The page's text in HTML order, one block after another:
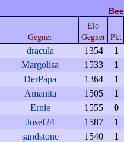
Gegner
Elo
Gegner Pkt
dracula 1354
1
Margolisa 1533
1
DerPapa 1364
1
Amanita 1505
1
Ernie 1555
0
Josef24 1587
1
sandstone 1540
1